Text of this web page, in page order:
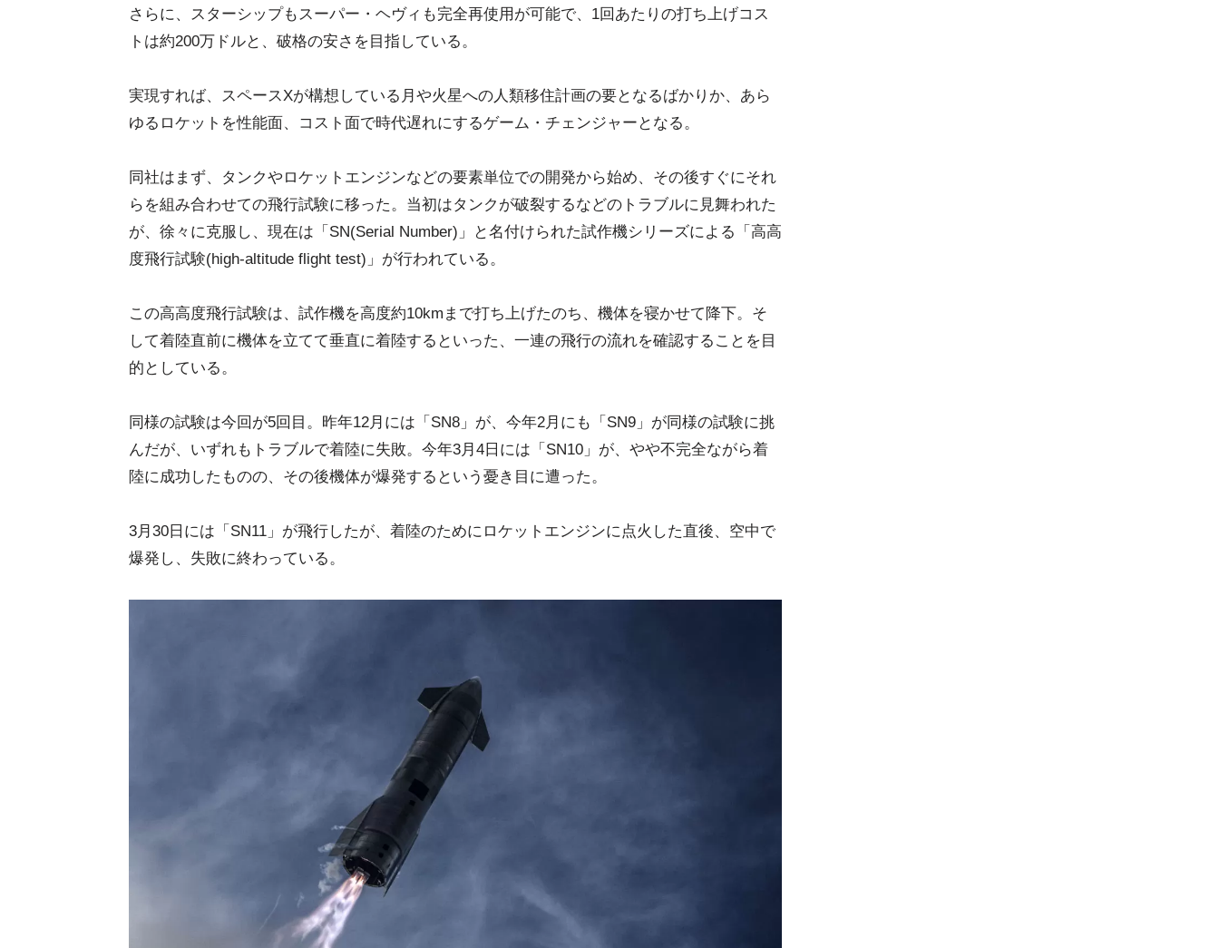
さらに、スターシップもスーパー・ヘヴィも完全再使用が可能で、1回あたりの打ち上げコス
トは約200万ドルと、破格の安さを目指している。
実現すれば、スペースXが構想している月や火星への人類移住計画の要となるばかりか、あら
ゆるロケットを性能面、コスト面で時代遅れにするゲーム・チェンジャーとなる。
同社はまず、タンクやロケットエンジンなどの要素単位での開発から始め、その後すぐにそれ
らを組み合わせての飛行試験に移った。当初はタンクが破裂するなどのトラブルに見舞われた
が、徐々に克服し、現在は「SN(Serial Number)」と名付けられた試作機シリーズによる「高高
度飛行試験(high-altitude flight test)」が行われている。
この高高度飛行試験は、試作機を高度約10kmまで打ち上げたのち、機体を寝かせて降下。そ
して着陸直前に機体を立てて垂直に着陸するといった、一連の飛行の流れを確認することを目
的としている。
同様の試験は今回が5回目。昨年12月には「SN8」が、今年2月にも「SN9」が同様の試験に挑
んだが、いずれもトラブルで着陸に失敗。今年3月4日には「SN10」が、やや不完全ながら着
陸に成功したものの、その後機体が爆発するという憂き目に遭った。
3月30日には「SN11」が飛行したが、着陸のためにロケットエンジンに点火した直後、空中で
爆発し、失敗に終わっている。